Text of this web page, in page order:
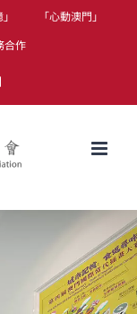
「心動澳門」
合作
Email